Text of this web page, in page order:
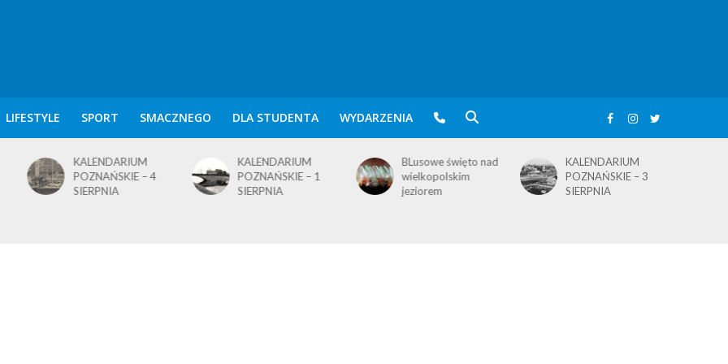
LIFESTYLE SPORT SMACZNEGO DLA STUDENTA WYDARZENIA
KALENDARIUM
POZNAŃSKIE – 4
SIERPNIA
KALENDARIUM
POZNAŃSKIE – 1
SIERPNIA
BLusowe święto nad
wielkopolskim
jeziorem
KALENDARIUM
POZNAŃSKIE – 3
SIERPNIA